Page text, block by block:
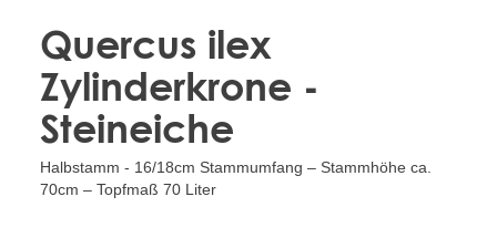
Quercus ilex
Zylinderkrone -
Steineiche
Halbstamm - 16/18cm Stammumfang – Stammhöhe ca.
70cm – Topfmaß 70 Liter